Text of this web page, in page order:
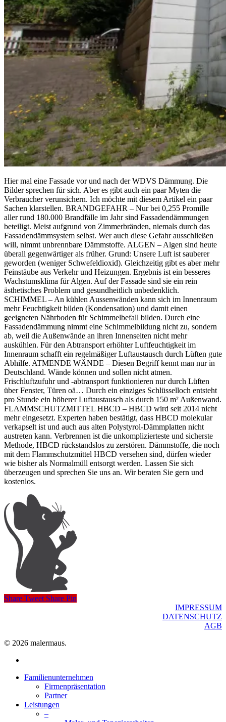
Hier mal eine Fassade vor und nach der WDVS Dämmung. Die
Bilder sprechen für sich. Aber es gibt auch ein paar Myten die
Verbraucher verunsichern. Ich möchte mit diesem Artikel ein paar
Sachen klarstellen. BRANDGEFAHR – Nur bei 0,255 Promille
aller rund 180.000 Brandfälle im Jahr sind Fassadendämmungen
beteiligt. Meist aufgrund von Zimmerbränden, niemals durch das
Fassadendämmsystem selbst. Wer auch diese Gefahr ausschließen
will, nimmt unbrennbare Dämmstoffe. ALGEN – Algen sind heute
überall gegenwärtiger als früher. Grund: Unsere Luft ist sauberer
geworden (weniger Schwefeldioxid). Gleichzeitig gibt es aber mehr
Feinstäube aus Verkehr und Heizungen. Ergebnis ist ein besseres
Wachstumsklima für Algen. Auf der Fassade sind sie ein rein
ästhetisches Problem und gesundheitlich unbedenklich.
SCHIMMEL – An kühlen Aussenwänden kann sich im Innenraum
mehr Feuchtigkeit bilden (Kondensation) und damit einen
geeigneten Nährboden für Schimmelbefall bilden. Durch eine
Fassadendämmung nimmt eine Schimmelbildung nicht zu, sondern
ab, weil die Außenwände an ihren Innenseiten nicht mehr
auskühlen. Für den Abtransport erhöhter Luftfeuchtigkeit im
Innenraum schafft ein regelmäßiger Luftaustausch durch Lüften gute
Abhilfe. ATMENDE WÄNDE – Diesen Begriff kennt man nur in
Deutschland. Wände können und sollen nicht atmen.
Frischluftzufuhr und -abtransport funktionieren nur durch Lüften
über Fenster, Türen oä… Durch ein einziges Schlüsselloch entsteht
pro Stunde ein höherer Luftaustausch als durch 150 m² Außenwand.
FLAMMSCHUTZMITTEL HBCD – HBCD wird seit 2014 nicht
mehr eingesetzt. Experten haben bestätigt, dass HBCD molekular
verkapselt ist und auch aus alten Polystyrol-Dämmplatten nicht
austreten kann. Verbrennen ist die unkomplizierteste und sicherste
Methode, HBCD rückstandslos zu zerstören. Dämmstoffe, die noch
mit dem Flammschutzmittel HBCD versehen sind, dürfen wieder
wie bisher als Normalmüll entsorgt werden. Lassen Sie sich
überzeugen und sprechen Sie uns an. Wir beraten Sie gern und
kostenlos.
Share Tweet Share Pin
IMPRESSUM
DATENSCHUTZ
AGB
© 2026 malermaus.
Close
Familienunternehmen
Firmenpräsentation
Partner
Leistungen
–